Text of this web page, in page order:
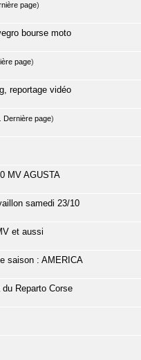
page)
bourse moto
page)
reportage vidéo
Dernière page)
MV AGUSTA
samedi 23/10
et aussi
saison : AMERICA
Reparto Corse